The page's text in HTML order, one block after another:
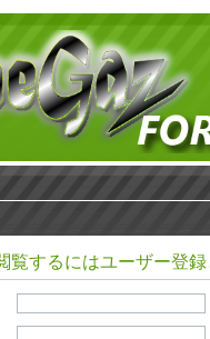
覧するにはユーザー登